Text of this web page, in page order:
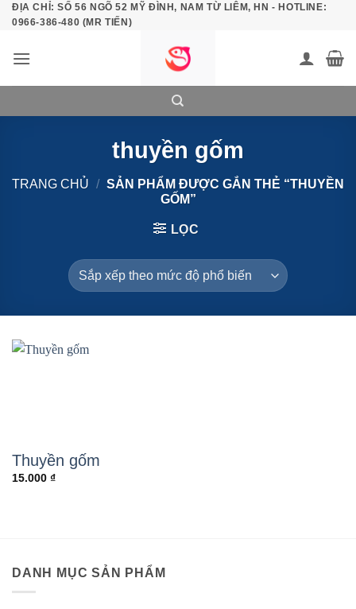
Bỏ
qua
dung
ĐỊA CHỈ: SỐ 56 NGÕ 52 MỸ ĐÌNH, NAM TỪ LIÊM, HN - HOTLINE:
0966-386-480 (MR TIẾN)
thuyền gốm
TRANG CHỦ / SẢN PHẨM ĐƯỢC GẮN THẺ “THUYỀN
GỐM”
LỌC
Thuyền gốm
15.000 ₫
DANH MỤC SẢN PHẨM